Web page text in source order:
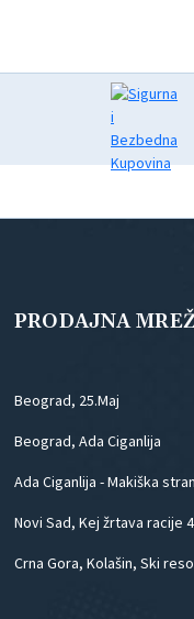
PRODAJNA
Beograd, 25.Maj
Beograd, Ada Ciganlija
Ada Ciganlija - Makiška
Novi Sad, Kej žrtava racije 4
Crna Gora, Kolašin, Ski